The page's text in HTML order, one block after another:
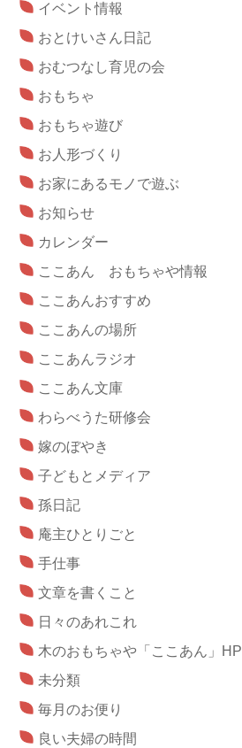
イベント情報
おとけいさん日記
おむつなし育児の会
おもちゃ
おもちゃ遊び
お人形づくり
お家にあるモノで遊ぶ
お知らせ
カレンダー
ここあん おもちゃや情報
ここあんおすすめ
ここあんの場所
ここあんラジオ
ここあん文庫
わらべうた研修会
嫁のぼやき
子どもとメディア
孫日記
庵主ひとりごと
手仕事
文章を書くこと
日々のあれこれ
木のおもちゃや「ここあん」HP
未分類
毎月のお便り
良い夫婦の時間